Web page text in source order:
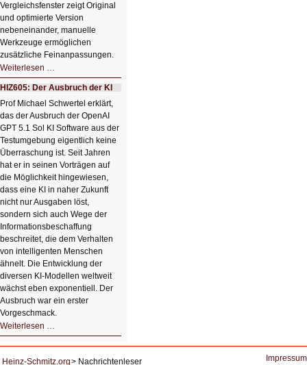
Vergleichsfenster zeigt Original
und optimierte Version
nebeneinander, manuelle
Werkzeuge ermöglichen
zusätzliche Feinanpassungen.
Weiterlesen …
Bildverschönerung
mit
einem
Klick
HIZ606:
Bildverschönerung
mit
einem
Klick
HIZ605: Der Ausbruch der KI
Prof Michael Schwertel erklärt,
das der Ausbruch der OpenAI
GPT 5.1 Sol KI Software aus der
Testumgebung eigentlich keine
Überraschung ist. Seit Jahren
hat er in seinen Vorträgen auf
die Möglichkeit hingewiesen,
dass eine KI in naher Zukunft
nicht nur Ausgaben löst,
sondern sich auch Wege der
Informationsbeschaffung
beschreitet, die dem Verhalten
von intelligenten Menschen
ähnelt. Die Entwicklung der
diversen KI-Modellen weltweit
wächst eben exponentiell. Der
Ausbruch war ein erster
Vorgeschmack.
Weiterlesen …
Der
KI
Heinz-Schmitz.org Nachrichtenleser Impressum